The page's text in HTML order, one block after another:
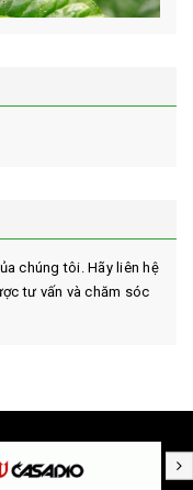
chúng tôi. Hãy liên hệ
tư vấn và chăm sóc